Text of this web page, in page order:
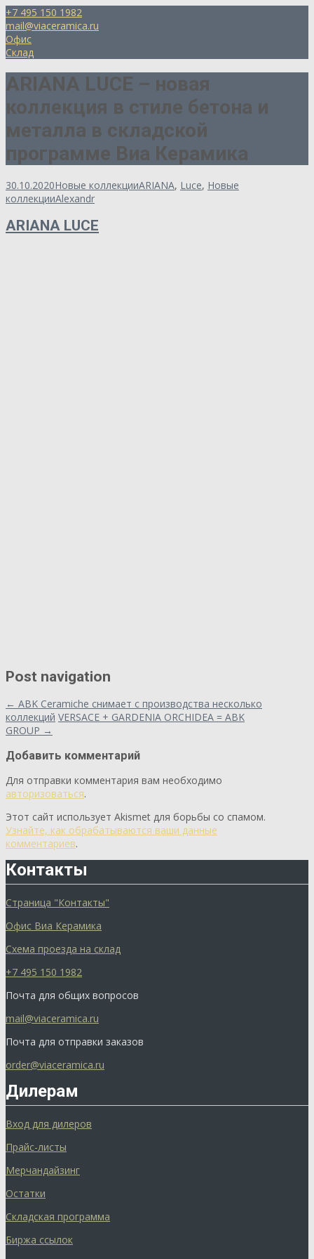
+7 495 150 1982
mail@viaceramica.ru
Офис
Склад
ARIANA LUCE – новая
коллекция в стиле бетона и
металла в складской
программе Виа Керамика
30.10.2020Новые коллекцииARIANA, Luce, Новые
коллекцииAlexandr
ARIANA LUCE
Post navigation
← ABK Ceramiche снимает с производства несколько
коллекций VERSACE + GARDENIA ORCHIDEA = ABK
GROUP →
Добавить комментарий
Для отправки комментария вам необходимо
авторизоваться.
Этот сайт использует Akismet для борьбы со спамом.
Узнайте, как обрабатываются ваши данные
комментариев.
Контакты
Страница "Контакты"
Офис Виа Керамика
Схема проезда на склад
+7 495 150 1982
Почта для общих вопросов
mail@viaceramica.ru
Почта для отправки заказов
order@viaceramica.ru
Дилерам
Вход для дилеров
Прайс-листы
Мерчандайзинг
Остатки
Складская программа
Биржа ссылок